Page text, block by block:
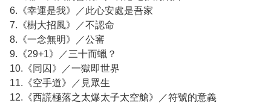
6.《幸運是我》／此心安處是吾家
7.《樹大招風》／不認命
8.《一念無明》／公審
9.《29+1》／三十而蠟？
10.《同囚》／一獄即世界
11.《空手道》／見眾生
12.《西謊極落之太爆太子太空艙》／符號的意義